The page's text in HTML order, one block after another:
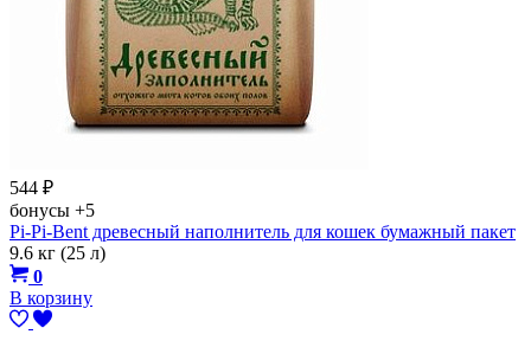
544 ₽
бонусы +5
Pi-Pi-Bent древесный наполнитель для кошек бумажный пакет
9.6 кг (25 л)
0
В корзину